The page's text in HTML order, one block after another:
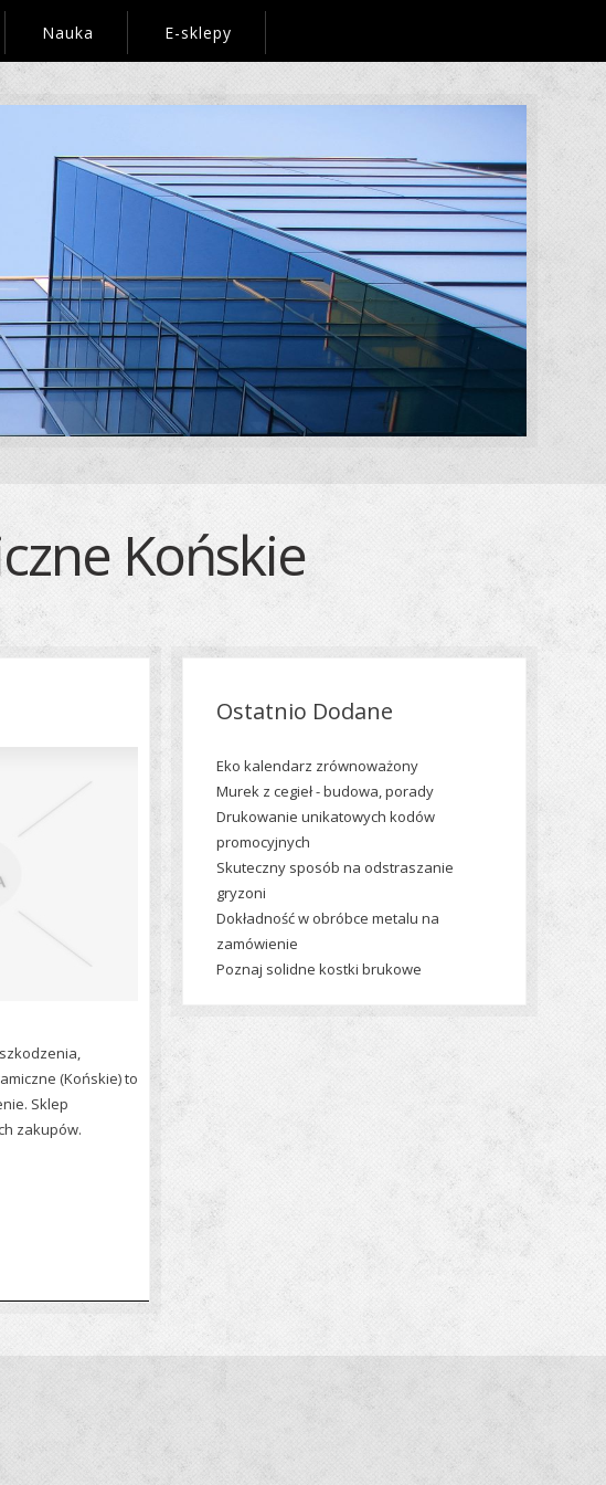
Nauka E-sklepy
Końskie
(Końskie) to
Sklep
zakupów.
Ostatnio Dodane
Eko kalendarz zrównoważony
Murek z cegieł - budowa, porady
Drukowanie unikatowych kodów
promocyjnych
Skuteczny sposób na odstraszanie
gryzoni
Dokładność w obróbce metalu na
zamówienie
Poznaj solidne kostki brukowe